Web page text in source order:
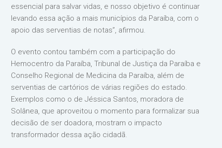
essencial para salvar vidas, e nosso objetivo é continuar
levando essa ação a mais municípios da Paraíba, com o
apoio das serventias de notas”, afirmou.
O evento contou também com a participação do
Hemocentro da Paraíba, Tribunal de Justiça da Paraíba e
Conselho Regional de Medicina da Paraíba, além de
serventias de cartórios de várias regiões do estado.
Exemplos como o de Jéssica Santos, moradora de
Solânea, que aproveitou o momento para formalizar sua
decisão de ser doadora, mostram o impacto
transformador dessa ação cidadã.